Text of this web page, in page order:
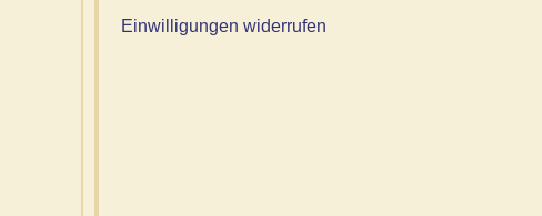
Einwilligungen widerrufen